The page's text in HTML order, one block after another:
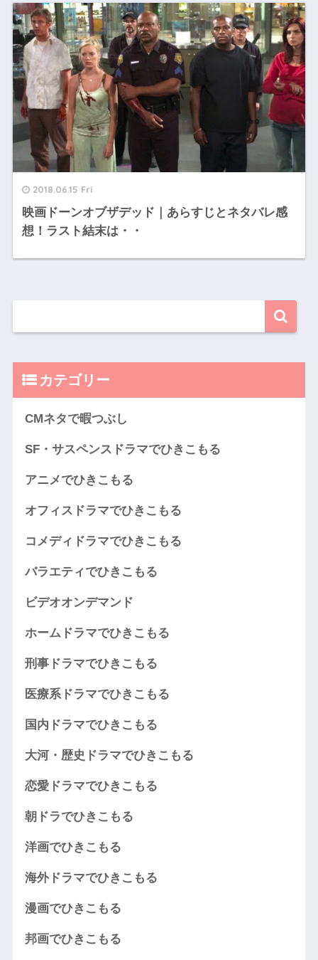
2018.06.15 Fri
映画ドーンオブザデッド｜あらすじとネタバレ感
想！ラスト結末は・・
カテゴリー
CMネタで暇つぶし
SF・サスペンスドラマでひきこもる
アニメでひきこもる
オフィスドラマでひきこもる
コメディドラマでひきこもる
バラエティでひきこもる
ビデオオンデマンド
ホームドラマでひきこもる
刑事ドラマでひきこもる
医療系ドラマでひきこもる
国内ドラマでひきこもる
大河・歴史ドラマでひきこもる
恋愛ドラマでひきこもる
朝ドラでひきこもる
洋画でひきこもる
海外ドラマでひきこもる
漫画でひきこもる
邦画でひきこもる